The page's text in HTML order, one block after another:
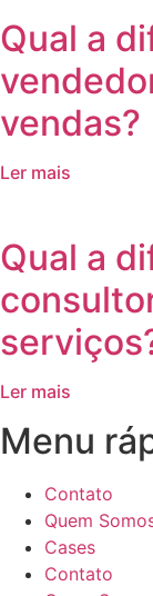
Qual a
vendas?
Ler mais
Qual a
Ler mais
Menu
Contato
Quem
Cases
Contato